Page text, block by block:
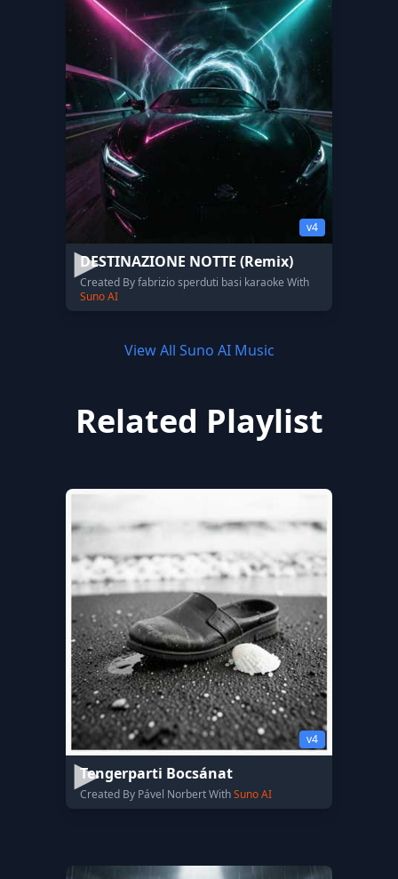
v4
DESTINAZIONE NOTTE (Remix)
Created By fabrizio sperduti basi karaoke With
Suno AI
View All Suno AI Music
Related Playlist
v4
Tengerparti Bocsánat
Created By Pável Norbert WithSuno AI